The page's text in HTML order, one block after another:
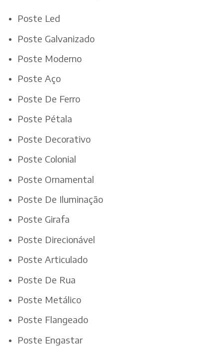
Poste Led
Poste Galvanizado
Poste Moderno
Poste Aço
Poste De Ferro
Poste Pétala
Poste Decorativo
Poste Colonial
Poste Ornamental
Poste De Iluminação
Poste Girafa
Poste Direcionável
Poste Articulado
Poste De Rua
Poste Metálico
Poste Flangeado
Poste Engastar